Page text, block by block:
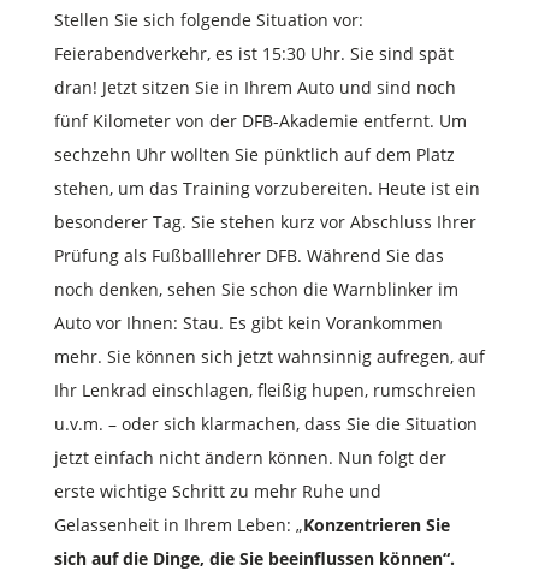
Stellen Sie sich folgende Situation vor:
Feierabendverkehr, es ist 15:30 Uhr. Sie sind spät
dran! Jetzt sitzen Sie in Ihrem Auto und sind noch
fünf Kilometer von der DFB-Akademie entfernt. Um
sechzehn Uhr wollten Sie pünktlich auf dem Platz
stehen, um das Training vorzubereiten. Heute ist ein
besonderer Tag. Sie stehen kurz vor Abschluss Ihrer
Prüfung als Fußballlehrer DFB. Während Sie das
noch denken, sehen Sie schon die Warnblinker im
Auto vor Ihnen: Stau. Es gibt kein Vorankommen
mehr. Sie können sich jetzt wahnsinnig aufregen, auf
Ihr Lenkrad einschlagen, fleißig hupen, rumschreien
u.v.m. – oder sich klarmachen, dass Sie die Situation
jetzt einfach nicht ändern können. Nun folgt der
erste wichtige Schritt zu mehr Ruhe und
Gelassenheit in Ihrem Leben: „Konzentrieren Sie
sich auf die Dinge, die Sie beeinflussen können“.